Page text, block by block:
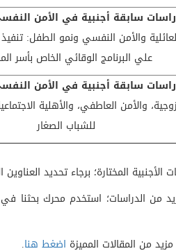
سابقة أجنبية في الأمن
والأمن النفسي ونمو الطفل: تنفيذ
علي البرنامج الوقائي الخاص بأسر
سابقة أجنبية في الأمن
والأمن العاطفي، والأهلية
للشباب الصغار
الأجنبية المختارة؛ برجاء تحديد
من الدراسات؛ استخدم محرك بحثنا في
من المقالات المميزة اضغط هنا.